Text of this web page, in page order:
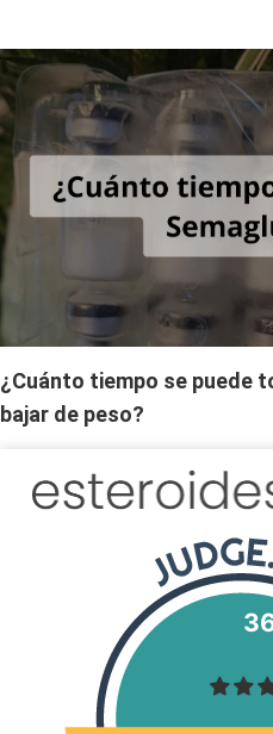
¿Cuánto tiempo se puede
bajar de peso?